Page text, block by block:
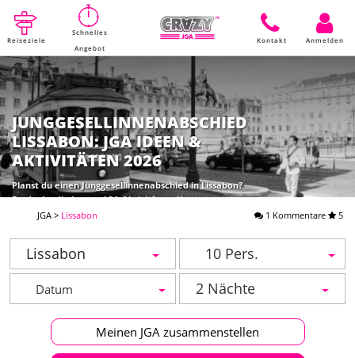
Reiseziele
Schnelles
Angebot
Kontakt Anmelden
JUNGGESELLINNENABSCHIED
LISSABON: JGA IDEEN &
AKTIVITÄTEN 2026
Planst du einen Junggesellinnenabschied in Lissabon?
Entdecke die besten JGA Aktivitäten: Katamaran,
Prosecco Bike, Spa & Pole Dance. Jetzt Angebot
JGA > Lissabon 1 Kommentare 5
Lissabon
10 Pers.
2 Nächte
Meinen JGA zusammenstellen